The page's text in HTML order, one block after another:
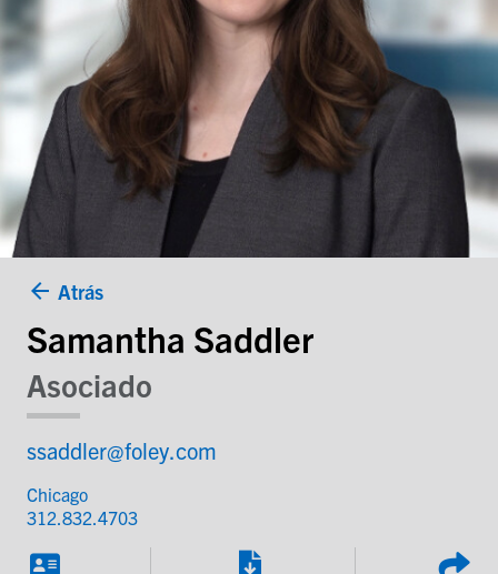
Atrás
Samantha Saddler
Asociado
ssaddler@foley.com
Chicago
312.832.4703